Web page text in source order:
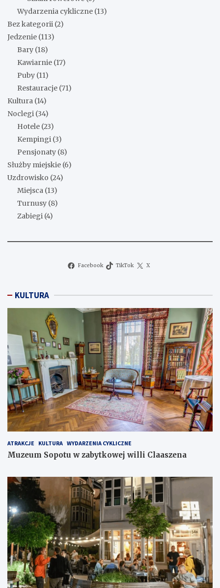
Wydarzenia cykliczne (13)
Bez kategorii (2)
Jedzenie (113)
Bary (18)
Kawiarnie (17)
Puby (11)
Restauracje (71)
Kultura (14)
Noclegi (34)
Hotele (23)
Kempingi (3)
Pensjonaty (8)
Służby miejskie (6)
Uzdrowisko (24)
Miejsca (13)
Turnusy (8)
Zabiegi (4)
Facebook TikTok X
KULTURA
ATRAKCJE KULTURA WYDARZENIA CYKLICZNE
Muzeum Sopotu w zabytkowej willi Claaszena